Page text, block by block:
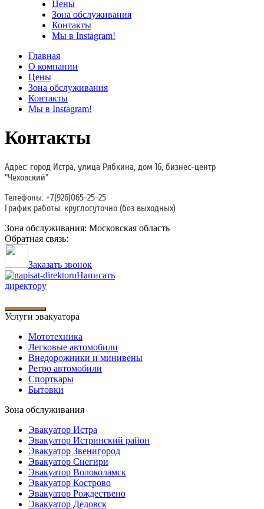
Цены
Зона обслуживания
Контакты
Мы в Instagram!
Главная
О компании
Цены
Зона обслуживания
Контакты
Мы в Instagram!
Контакты
Адрес: город Истра, улица Рябкина, дом 16, бизнес-центр
"Чеховский"
Телефоны: +7(926)065-25-25
График работы: круглосуточно (без выходных)
Зона обслуживания: Московская область
Обратная связь:
Заказать звонок
Написать
директору
Услуги эвакуатора
Мототехника
Легковые автомобили
Внедорожники и минивены
Ретро автомобили
Спорткары
Бытовки
Зона обслуживания
Эвакуатор Истра
Эвакуатор Истринский район
Эвакуатор Звенигород
Эвакуатор Снегири
Эвакуатор Волоколамск
Эвакуатор Кострово
Эвакуатор Рождествено
Эвакуатор Дедовск